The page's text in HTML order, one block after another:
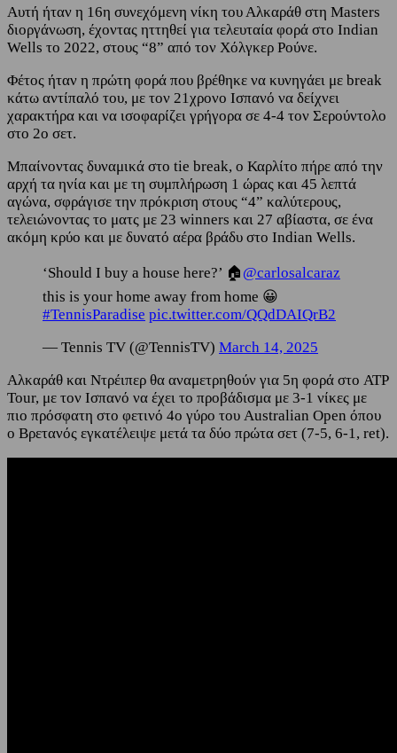
Αυτή ήταν η 16η συνεχόμενη νίκη του Αλκαράθ στη Masters
διοργάνωση, έχοντας ηττηθεί για τελευταία φορά στο Indian
Wells το 2022, στους “8” από τον Χόλγκερ Ρούνε.
Φέτος ήταν η πρώτη φορά που βρέθηκε να κυνηγάει με break
κάτω αντίπαλό του, με τον 21χρονο Ισπανό να δείχνει
χαρακτήρα και να ισοφαρίζει γρήγορα σε 4-4 τον Σερούντολο
στο 2ο σετ.
Μπαίνοντας δυναμικά στο tie break, ο Καρλίτο πήρε από την
αρχή τα ηνία και με τη συμπλήρωση 1 ώρας και 45 λεπτά
αγώνα, σφράγισε την πρόκριση στους “4” καλύτερους,
τελειώνοντας το ματς με 23 winners και 27 αβίαστα, σε ένα
ακόμη κρύο και με δυνατό αέρα βράδυ στο Indian Wells.
‘Should I buy a house here?’ 🏠 @carlosalcaraz
this is your home away from home 😀
#TennisParadise pic.twitter.com/QQdDAIQrB2
— Tennis TV (@TennisTV) March 14, 2025
Αλκαράθ και Ντρέιπερ θα αναμετρηθούν για 5η φορά στο ATP
Tour, με τον Ισπανό να έχει το προβάδισμα με 3-1 νίκες με
πιο πρόσφατη στο φετινό 4ο γύρο του Australian Open όπου
ο Βρετανός εγκατέλειψε μετά τα δύο πρώτα σετ (7-5, 6-1, ret).